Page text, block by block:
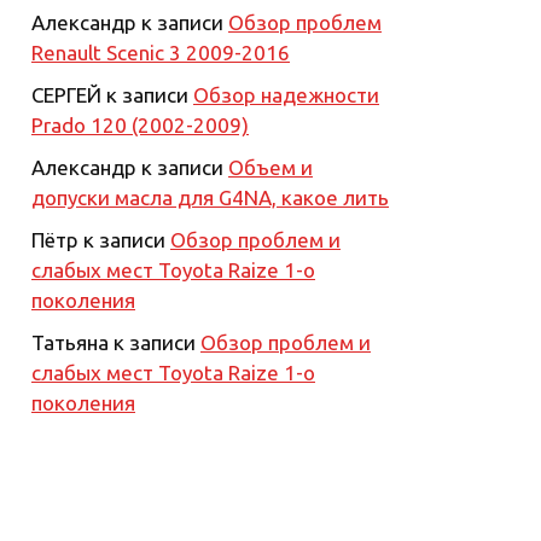
Александр к записи Обзор проблем
Renault Scenic 3 2009-2016
СЕРГЕЙ к записи Обзор надежности
Prado 120 (2002-2009)
Александр к записи Объем и
допуски масла для G4NA, какое лить
Пётр к записи Обзор проблем и
слабых мест Toyota Raize 1-о
поколения
Татьяна к записи Обзор проблем и
слабых мест Toyota Raize 1-о
поколения